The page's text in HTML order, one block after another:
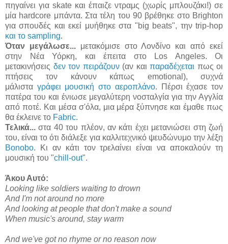
πηγαίνει για skate και έπαιζε ντραμς (χωρίς μπλουζάκι!) σε
μία hardcore μπάντα. Στα τέλη του 90 βρέθηκε στο Brighton
για σπουδές και εκεί μυήθηκε στα "big beats", την trip-hop
και το sampling.
Όταν μεγάλωσε... μετακόμισε στο Λονδίνο και από εκεί
στην Νέα Υόρκη, και έπειτα στο Los Angeles. Οι
μετακινήσεις δεν τον πειράζουν(αν και παραδέχεται πως οι
πτήσεις τον κάνουν κάπως emotional), συχνά
μάλιστα γράφει μουσική στο αεροπλάνο. Πέρσι έχασε τον
πατέρα του και ένιωσε μεγαλύτερη νοσταλγία για την Αγγλία
από ποτέ. Και μέσα σ'όλα, μια μέρα ξύπνησε και έμαθε πως
θα έκλεινε το Fabric.
Τελικά... στα 40 του πλέον, αν κάτι έχει μετανιώσει στη ζωή
του, είναι το ότι διάλεξε για καλλιτεχνικό ψευδώνυμο την λέξη
Bonobo. Κι αν κάτι τον τρελαίνει είναι να αποκαλούν τη
μουσική του "chill-out".
Άκου Αυτό:
Looking like soldiers waiting to drown
And I'm not around no more
And looking at people that don't make a sound
When music's around, stay warm
And we've got no rhyme or no reason now